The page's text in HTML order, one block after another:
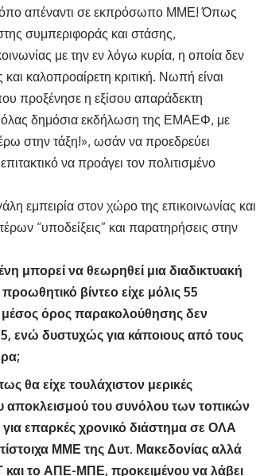
απέναντι σε εκπρόσωπο ΜΜΕ! Όπως
συμπεριφοράς και στάσης,
με την εν λόγω κυρία, η οποία δεν
και καλοπροαίρετη κριτική. Νωπή είναι
προξένησε η εξίσου απαράδεκτη
δημόσια εκδήλωση της ΕΜΑΕΦ, με
στην τάξη!», ωσάν να προεδρεύει
να προάγει τον πολιτισμένο
εμπειρία στον χώρο της επικοινωνίας και
“υποδείξεις” και παρατηρήσεις στην
μπορεί να θεωρηθεί μια διαδικτυακή
βίντεο είχε μόλις 55
όρος παρακολούθησης δεν
ενώ δυστυχώς για κάποιους από τους
θα είχε τουλάχιστον μερικές
αποκλεισμού του συνόλου των τοπικών
επαρκές χρονικό διάστημα σε ΟΛΑ
ΜΜΕ της Δυτ. Μακεδονίας αλλά
το ΑΠΕ-ΜΠΕ, προκειμένου να λάβει